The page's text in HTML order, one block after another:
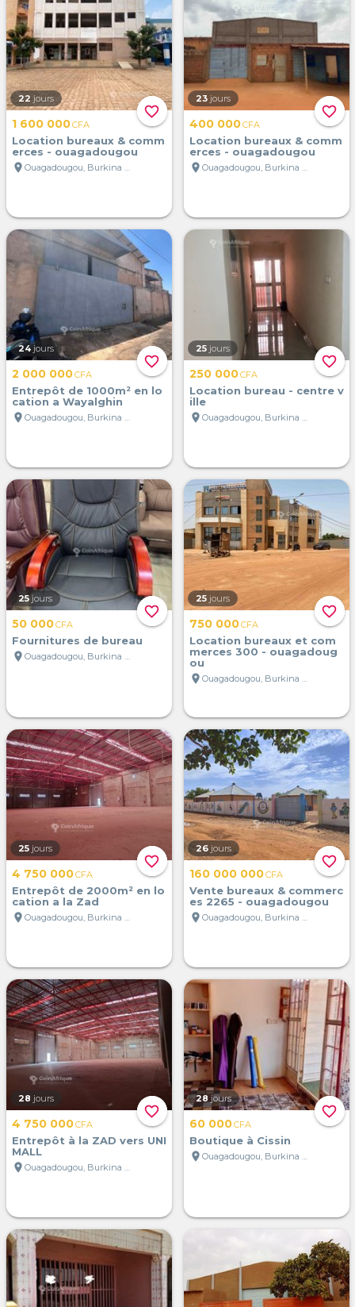
favorite_border
22 jours
1 600 000CFA
Location bureaux & comm
erces - ouagadougou
location_on
Ouagadougou, Burkina Faso
favorite_border
23 jours
400 000CFA
Location bureaux & comm
erces - ouagadougou
location_on
Ouagadougou, Burkina Faso
favorite_border
24 jours
2 000 000CFA
Entrepôt de 1000m² en lo
cation a Wayalghin
location_on
Ouagadougou, Burkina Faso
favorite_border
25 jours
250 000CFA
Location bureau - centre v
ille
location_on
Ouagadougou, Burkina Faso
favorite_border
25 jours
50 000CFA
Fournitures de bureau
location_on
Ouagadougou, Burkina Faso
favorite_border
25 jours
750 000CFA
Location bureaux et com
merces 300 - ouagadoug
ou
location_on
Ouagadougou, Burkina Faso
favorite_border
25 jours
4 750 000CFA
Entrepôt de 2000m² en lo
cation a la Zad
location_on
Ouagadougou, Burkina Faso
favorite_border
26 jours
160 000 000CFA
Vente bureaux & commerc
es 2265 - ouagadougou
location_on
Ouagadougou, Burkina Faso
favorite_border
28 jours
4 750 000CFA
Entrepôt à la ZAD vers UNI
MALL
location_on
Ouagadougou, Burkina Faso
favorite_border
28 jours
60 000CFA
Boutique à Cissin
location_on
Ouagadougou, Burkina Faso